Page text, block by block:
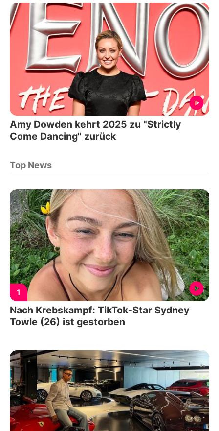
Amy Dowden kehrt 2025 zu "Strictly
Come Dancing" zurück
Top News
1
Nach Krebskampf: TikTok-Star Sydney
Towle (26) ist gestorben